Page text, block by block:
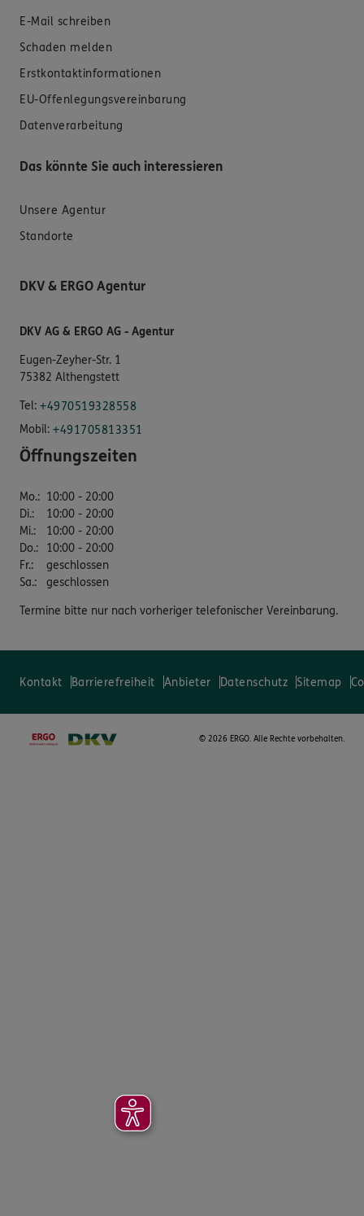
E-Mail schreiben
Schaden melden
Erstkontaktinformationen
EU-Offenlegungsvereinbarung
Datenverarbeitung
Das könnte Sie auch interessieren
Unsere Agentur
Standorte
DKV & ERGO Agentur
DKV AG & ERGO AG - Agentur
Eugen-Zeyher-Str. 1
75382 Althengstett
Tel: +4970519328558
Mobil: +491705813351
Öffnungszeiten
Mo.: 10:00 - 20:00
Di.:
10:00 - 20:00
Mi.:
10:00 - 20:00
Do.:
10:00 - 20:00
Fr.:
geschlossen
Sa.: geschlossen
Termine bitte nur nach vorheriger telefonischer Vereinbarung.
Kontakt Barrierefreiheit Anbieter Datenschutz Sitemap
© 2026 ERGO. Alle Rechte vorbehalten.